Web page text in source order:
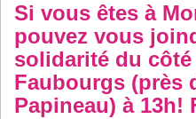
Si vous êtes à
pouvez vous
solidarité du
Faubourgs (près
Papineau) à 13h!